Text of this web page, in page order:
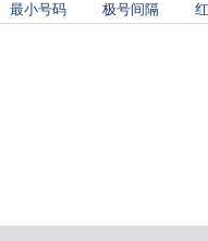
最小号码 极号间隔